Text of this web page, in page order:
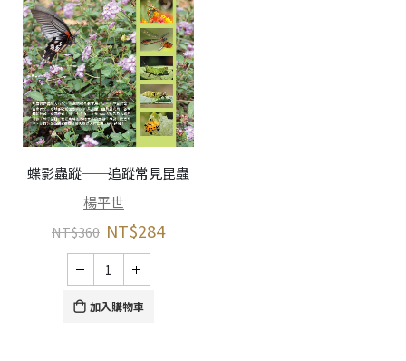
蝶影蟲蹤──追蹤常見昆蟲
楊平世
NT$360 NT$284
加入購物車